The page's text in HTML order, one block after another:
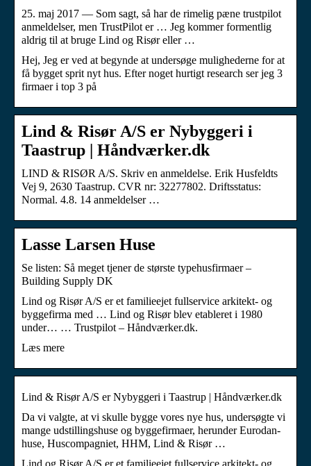
25. maj 2017 — Som sagt, så har de rimelig pæne trustpilot
anmeldelser, men TrustPilot er … Jeg kommer formentlig
aldrig til at bruge Lind og Risør eller …
Hej, Jeg er ved at begynde at undersøge mulighederne for at
få bygget sprit nyt hus. Efter noget hurtigt research ser jeg 3
firmaer i top 3 på
Lind & Risør A/S er Nybyggeri i
Taastrup | Håndværker.dk
LIND & RISØR A/S. Skriv en anmeldelse. Erik Husfeldts
Vej 9, 2630 Taastrup. CVR nr: 32277802. Driftsstatus:
Normal. 4.8. 14 anmeldelser …
Lasse Larsen Huse
Se listen: Så meget tjener de største typehusfirmaer –
Building Supply DK
Lind og Risør A/S er et familieejet fullservice arkitekt- og
byggefirma med … Lind og Risør blev etableret i 1980
under… … Trustpilot – Håndværker.dk.
Læs mere
Lind & Risør A/S er Nybyggeri i Taastrup | Håndværker.dk
Da vi valgte, at vi skulle bygge vores nye hus, undersøgte vi
mange udstillingshuse og byggefirmaer, herunder Eurodan-
huse, Huscompagniet, HHM, Lind & Risør …
Lind og Risør A/S er et familieejet fullservice arkitekt- og